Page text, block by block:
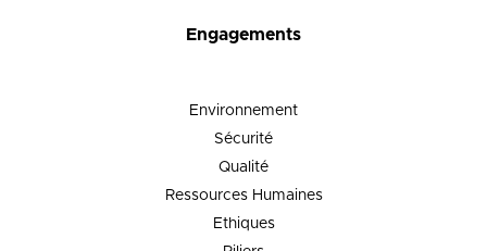
Engagements
Environnement
Sécurité
Qualité
Ressources Humaines
Ethiques